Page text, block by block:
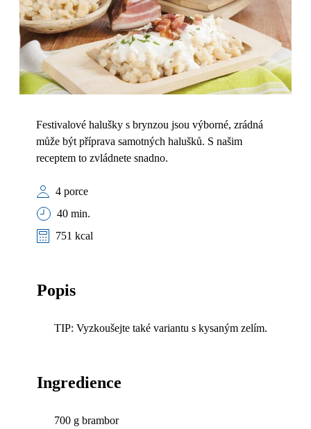
Festivalové halušky s brynzou jsou výborné, zrádná
může být příprava samotných halušků. S našim
receptem to zvládnete snadno.
4 porce
40 min.
751 kcal
Popis
TIP: Vyzkoušejte také variantu s kysaným zelím.
Ingredience
700 g brambor